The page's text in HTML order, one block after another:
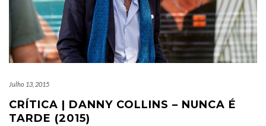
Julho 13, 2015
CRÍTICA | DANNY COLLINS – NUNCA É
TARDE (2015)